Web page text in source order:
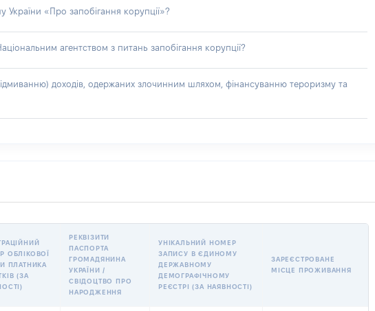
України «Про запобігання корупції»?
агентством з питань запобігання корупції?
доходів, одержаних злочинним шляхом, фінансуванню тероризму та
ОБЛІКОВОЇ
ПЛАТНИКА
(ЗА
РЕКВІЗИТИ
ПАСПОРТА
ГРОМАДЯНИНА
УКРАЇНИ /
СВІДОЦТВО ПРО
НАРОДЖЕННЯ
УНІКАЛЬНИЙ НОМЕР
ЗАПИСУ В ЄДИНОМУ
ДЕРЖАВНОМУ
ДЕМОГРАФІЧНОМУ
РЕЄСТРІ (ЗА НАЯВНОСТІ)
ЗАРЕЄСТРОВАНЕ
МІСЦЕ ПРОЖИВАННЯ